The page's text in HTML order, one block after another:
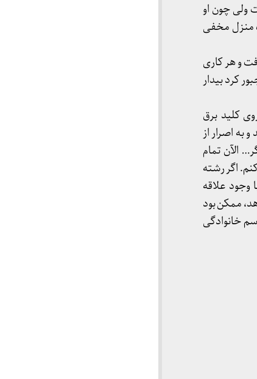
ولی چون او
منزل مخفی
و هر کاری
کرد بیدار
کلید برق
اصرار از
الآن تمام
اگر رشته
وجود علاقه
ممکن بود
خانوادگی